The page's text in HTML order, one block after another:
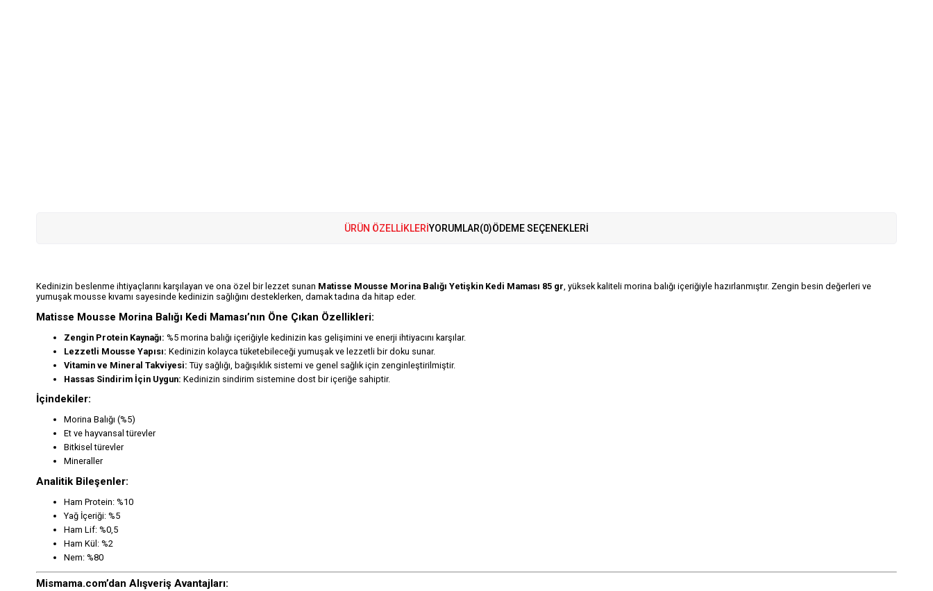
ÜRÜN ÖZELLIKLERIYORUMLAR(0)ÖDEME SEÇENEKLERI
Kedinizin beslenme ihtiyaçlarını karşılayan ve ona özel bir lezzet sunan Matisse Mousse Morina Balığı Yetişkin Kedi Maması 85 gr, yüksek kaliteli morina balığı içeriğiyle hazırlanmıştır. Zengin besin değerleri ve
yumuşak mousse kıvamı sayesinde kedinizin sağlığını desteklerken, damak tadına da hitap eder.
Matisse Mousse Morina Balığı Kedi Maması’nın Öne Çıkan Özellikleri:
Zengin Protein Kaynağı: %5 morina balığı içeriğiyle kedinizin kas gelişimini ve enerji ihtiyacını karşılar.
Lezzetli Mousse Yapısı: Kedinizin kolayca tüketebileceği yumuşak ve lezzetli bir doku sunar.
Vitamin ve Mineral Takviyesi: Tüy sağlığı, bağışıklık sistemi ve genel sağlık için zenginleştirilmiştir.
Hassas Sindirim İçin Uygun: Kedinizin sindirim sistemine dost bir içeriğe sahiptir.
İçindekiler:
Morina Balığı (%5)
Et ve hayvansal türevler
Bitkisel türevler
Mineraller
Analitik Bileşenler:
Ham Protein: %10
Yağ İçeriği: %5
Ham Lif: %0,5
Ham Kül: %2
Nem: %80
Mismama.com’dan Alışveriş Avantajları: